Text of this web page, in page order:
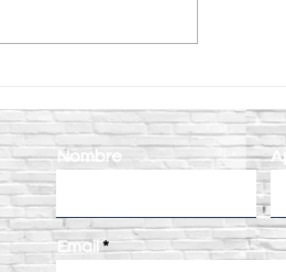
un concreto más
Nombre
Email